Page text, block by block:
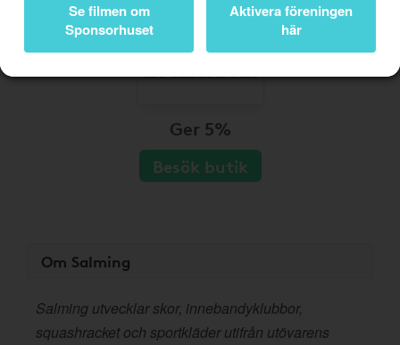
Se filmen om
Sponsorhuset
Aktivera föreningen
här
Ger 5%
Besök butik
Om Salming
Salming utvecklar skor, innebandyklubbor,
squashracket och sportkläder utifrån utövarens